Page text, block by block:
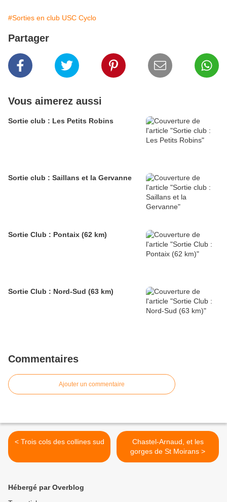
#Sorties en club USC Cyclo
Partager
Vous aimerez aussi
Sortie club : Les Petits Robins
Sortie club : Saillans et la Gervanne
Sortie Club : Pontaix (62 km)
Sortie Club : Nord-Sud (63 km)
Commentaires
Ajouter un commentaire
< Trois cols des collines sud
Chastel-Arnaud, et les
gorges de St Moirans >
Hébergé par Overblog